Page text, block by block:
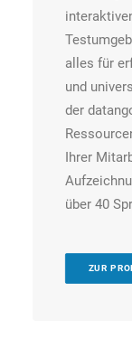
alles für
und
der
Ihrer
über 40
ZUR